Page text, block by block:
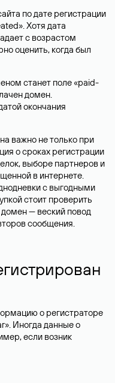
по дате регистрации
Хотя дата
с возрастом
оценить, когда был
станет поле «paid-
домен.
окончания
важно не только при
о сроках регистрации
выборе партнеров и
в интернете.
с выгодными
стоит проверить
— веский повод
сообщения.
о регистраторе
Иногда данные о
если возник